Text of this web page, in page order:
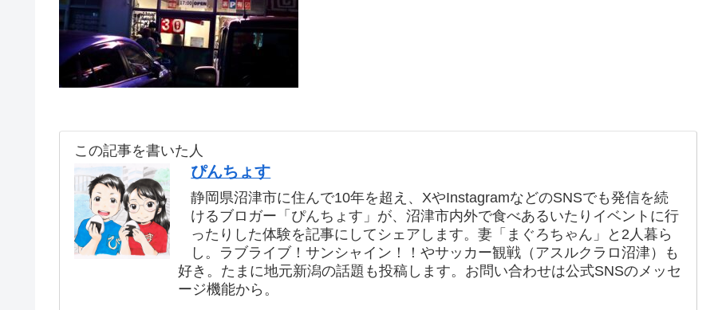
この記事を書いた人
ぴんちょす
静岡県沼津市に住んで10年を超え、XやInstagramなどのSNSでも発信を続
けるブロガー「ぴんちょす」が、沼津市内外で食べあるいたりイベントに行
ったりした体験を記事にしてシェアします。妻「まぐろちゃん」と2人暮ら
し。ラブライブ！サンシャイン！！やサッカー観戦（アスルクラロ沼津）も
好き。たまに地元新潟の話題も投稿します。お問い合わせは公式SNSのメッセ
ージ機能から。